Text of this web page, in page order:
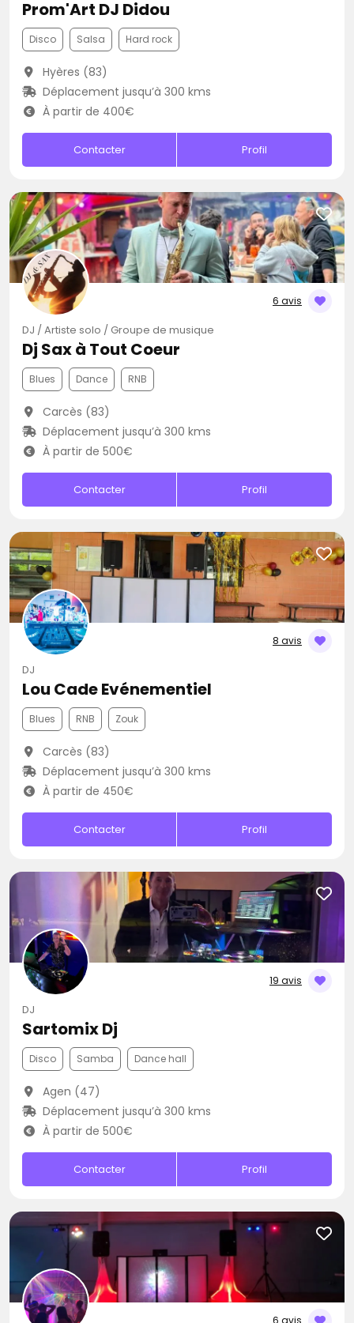
Prom'Art DJ Didou
Disco Salsa Hard rock
Hyères (83)
Déplacement jusqu’à 300 kms
À partir de 400€
Contacter Profil
6 avis
DJ / Artiste solo / Groupe de musique
Dj Sax à Tout Coeur
Blues Dance RNB
Carcès (83)
Déplacement jusqu’à 300 kms
À partir de 500€
Contacter Profil
8 avis
DJ
Lou Cade Evénementiel
Blues RNB Zouk
Carcès (83)
Déplacement jusqu’à 300 kms
À partir de 450€
Contacter Profil
19 avis
DJ
Sartomix Dj
Disco Samba Dance hall
Agen (47)
Déplacement jusqu’à 300 kms
À partir de 500€
Contacter Profil
6 avis